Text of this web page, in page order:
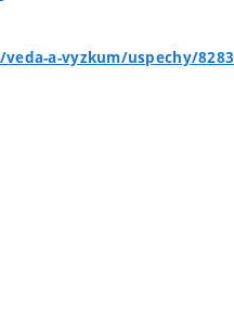
a-vyzkum/uspechy/8283